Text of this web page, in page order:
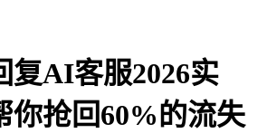
复AI客服2026实
你抢回60%的流失